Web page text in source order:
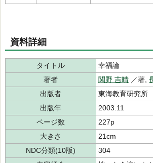
資料詳細
タイトル
幸福論
著者
関野 吉晴 ／著,
出版者
東海教育研究所
出版年
2003.11
ページ数
227p
大きさ
21cm
NDC分類(10版)
304